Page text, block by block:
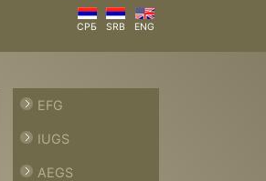
СРБ SRB ENG
EFG
IUGS
AEGS